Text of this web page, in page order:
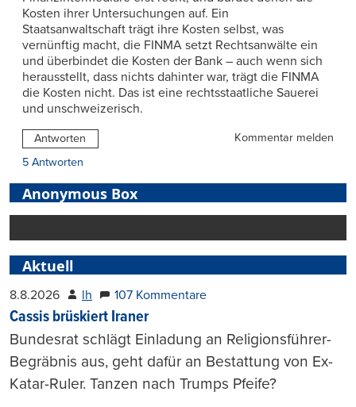
Kosten ihrer Untersuchungen auf. Ein
Staatsanwaltschaft trägt ihre Kosten selbst, was
vernünftig macht, die FINMA setzt Rechtsanwälte ein
und überbindet die Kosten der Bank – auch wenn sich
herausstellt, dass nichts dahinter war, trägt die FINMA
die Kosten nicht. Das ist eine rechtsstaatliche Sauerei
und unschweizerisch.
Antworten
Kommentar melden
5 Antworten
Anonymous Box
Aktuell
8.8.2026 lh 107 Kommentare
Cassis brüskiert Iraner
Bundesrat schlägt Einladung an Religionsführer-
Begräbnis aus, geht dafür an Bestattung von Ex-
Katar-Ruler. Tanzen nach Trumps Pfeife?